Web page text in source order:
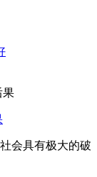
会具有极大的破